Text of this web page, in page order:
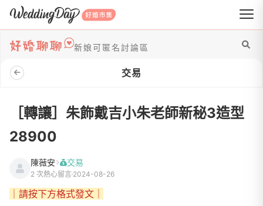
WeddingDay 好婚市集
新娘可匿名討論區
交易
［轉讓］朱飾戴吉小朱老師新秘3造型
28900
陳薇安 交易
2 次熱心留言 2024-08-26
｜請按下方格式發文｜